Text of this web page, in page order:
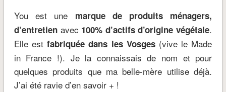
You est une marque de produits ménagers,
d’entretienavec 100% d’actifs d’origine végétale.
Elle estfabriquée dans les Vosges(vive le Made
in France !). Je la connaissais de nom et pour
quelques produits que ma belle-mère utilise déjà.
J’ai été ravie d’en savoir + !